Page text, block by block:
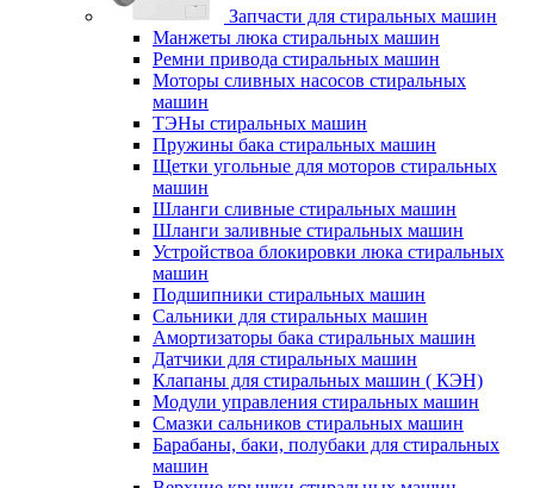
Запчасти для стиральных машин
Манжеты люка стиральных машин
Ремни привода стиральных машин
Моторы сливных насосов стиральных
машин
ТЭНы стиральных машин
Пружины бака стиральных машин
Щетки угольные для моторов стиральных
машин
Шланги сливные стиральных машин
Шланги заливные стиральных машин
Устройствоа блокировки люка стиральных
машин
Подшипники стиральных машин
Сальники для стиральных машин
Амортизаторы бака стиральных машин
Датчики для стиральных машин
Клапаны для стиральных машин ( КЭН)
Модули управления стиральных машин
Смазки сальников стиральных машин
Барабаны, баки, полубаки для стиральных
машин